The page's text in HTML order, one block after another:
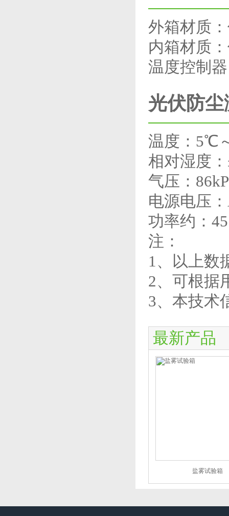
外箱材质
内箱材质
温度控制
光伏防
温度：5℃
相对湿度
气压：
电源电压
功率约：
注：
1、以上数
2、可根据
3、本技术
最新产品
盐雾试验箱